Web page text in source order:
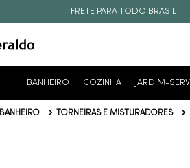
FRETE PARA TODO BRASIL
BANHEIRO COZINHA JARDIM-
BANHEIRO TORNEIRAS E MISTURADORES